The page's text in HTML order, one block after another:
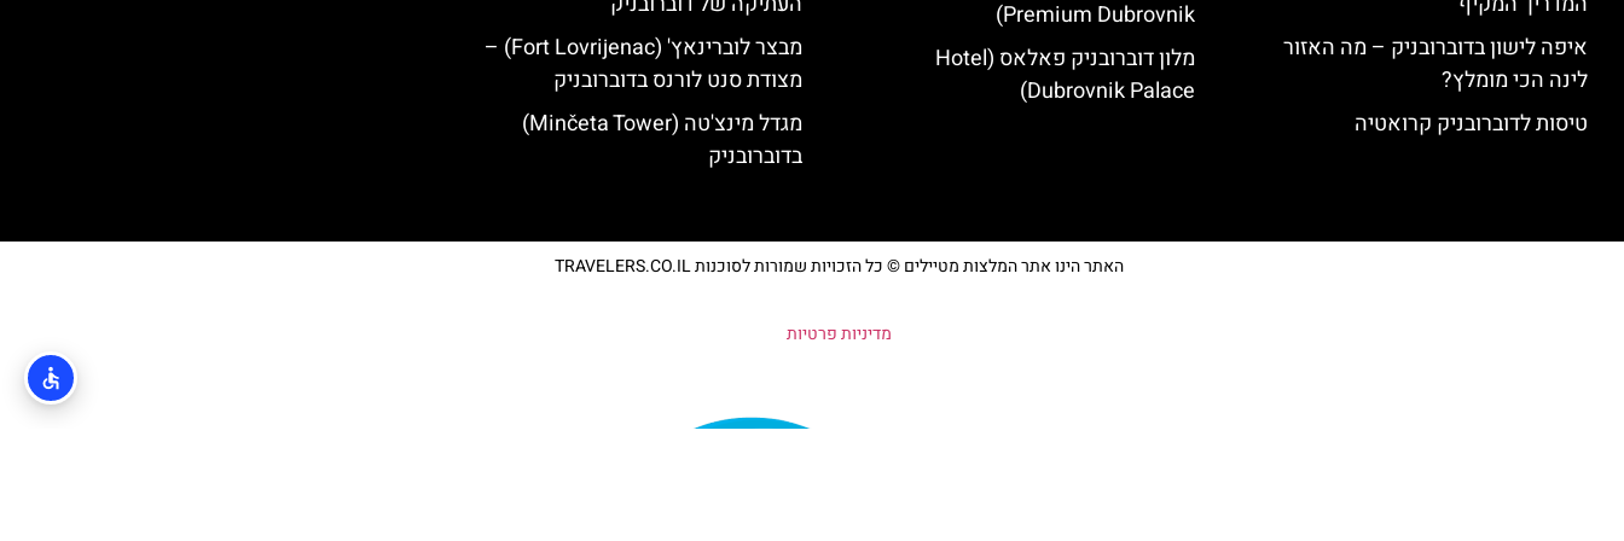
איפה לישון בדוברובניק – מה האזור
לינה הכי מומלץ?
טיסות לדוברובניק קרואטיה
Premium Dubrovnik)
מלון דוברובניק פאלאס (Hotel
Dubrovnik Palace)
מבצר לוברינאץ' (Fort Lovrijenac) –
מצודת סנט לורנס בדוברובניק
מגדל מינצ'טה (Minčeta Tower)
בדוברובניק
האתר הינו אתר המלצות מטיילים © כל הזכויות שמורות לסוכנות TRAVELERS.CO.IL
מדיניות פרטיות